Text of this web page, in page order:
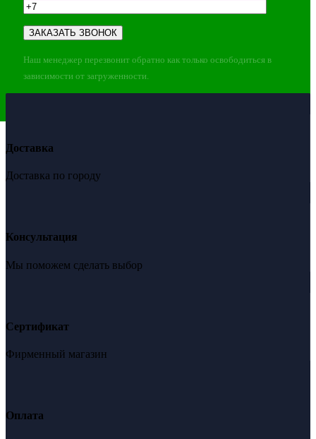
Наш менеджер перезвонит обратно как только освободиться в
зависимости от загруженности.
Доставка
Доставка по городу
Консультация
Мы поможем сделать выбор
Сертификат
Фирменный магазин
Оплата